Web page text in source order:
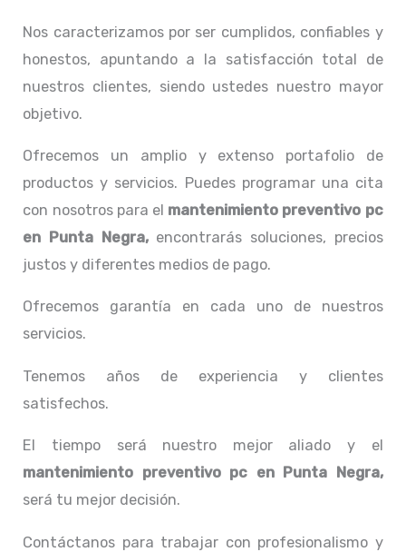
Nos caracterizamos por ser cumplidos, confiables y
honestos, apuntando a la satisfacción total de
nuestros clientes, siendo ustedes nuestro mayor
objetivo.
Ofrecemos un amplio y extenso portafolio de
productos y servicios. Puedes programar una cita
con nosotros para el mantenimiento preventivo pc
en Punta Negra, encontrarás soluciones, precios
justos y diferentes medios de pago.
Ofrecemos garantía en cada uno de nuestros
servicios.
Tenemos años de experiencia y clientes
satisfechos.
El tiempo será nuestro mejor aliado y el
mantenimiento preventivo pc en Punta Negra,
será tu mejor decisión.
Contáctanos para trabajar con profesionalismo y